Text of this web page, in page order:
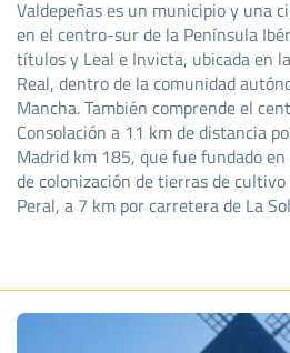
Valdepeñas es un municipio y una
en el centro-sur de la Península
títulos y Leal e Invicta, ubicada en
Real, dentro de la comunidad
Mancha. También comprende el
Consolación a 11 km de distancia
Madrid km 185, que fue fundado
de colonización de tierras de cultivo
Peral, a 7 km por carretera de La